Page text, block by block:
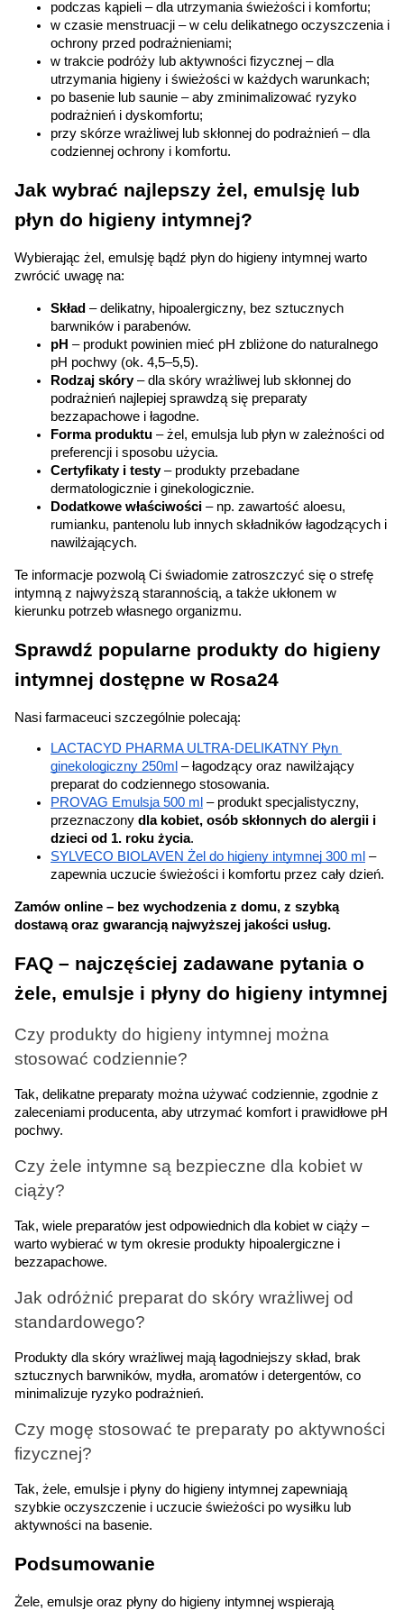
podczas kąpieli – dla utrzymania świeżości i komfortu;
w czasie menstruacji – w celu delikatnego oczyszczenia i
ochrony przed podrażnieniami;
w trakcie podróży lub aktywności fizycznej – dla
utrzymania higieny i świeżości w każdych warunkach;
po basenie lub saunie – aby zminimalizować ryzyko
podrażnień i dyskomfortu;
przy skórze wrażliwej lub skłonnej do podrażnień – dla
codziennej ochrony i komfortu.
Jak wybrać najlepszy żel, emulsję lub
płyn do higieny intymnej?
Wybierając żel, emulsję bądź płyn do higieny intymnej warto
zwrócić uwagę na:
Skład – delikatny, hipoalergiczny, bez sztucznych
barwników i parabenów.
pH – produkt powinien mieć pH zbliżone do naturalnego
pH pochwy (ok. 4,5–5,5).
Rodzaj skóry – dla skóry wrażliwej lub skłonnej do
podrażnień najlepiej sprawdzą się preparaty
bezzapachowe i łagodne.
Forma produktu – żel, emulsja lub płyn w zależności od
preferencji i sposobu użycia.
Certyfikaty i testy – produkty przebadane
dermatologicznie i ginekologicznie.
Dodatkowe właściwości – np. zawartość aloesu,
rumianku, pantenolu lub innych składników łagodzących i
nawilżających.
Te informacje pozwolą Ci świadomie zatroszczyć się o strefę
intymną z najwyższą starannością, a także ukłonem w
kierunku potrzeb własnego organizmu.
Sprawdź popularne produkty do higieny
intymnej dostępne w Rosa24
Nasi farmaceuci szczególnie polecają:
LACTACYD PHARMA ULTRA-DELIKATNY Płyn
ginekologiczny 250ml – łagodzący oraz nawilżający
preparat do codziennego stosowania.
PROVAG Emulsja 500 ml – produkt specjalistyczny,
przeznaczony dla kobiet, osób skłonnych do alergii i
dzieci od 1. roku życia.
SYLVECO BIOLAVEN Żel do higieny intymnej 300 ml –
zapewnia uczucie świeżości i komfortu przez cały dzień.
Zamów online – bez wychodzenia z domu, z szybką
dostawą oraz gwarancją najwyższej jakości usług.
FAQ – najczęściej zadawane pytania o
żele, emulsje i płyny do higieny intymnej
Czy produkty do higieny intymnej można
stosować codziennie?
Tak, delikatne preparaty można używać codziennie, zgodnie z
zaleceniami producenta, aby utrzymać komfort i prawidłowe pH
pochwy.
Czy żele intymne są bezpieczne dla kobiet w
ciąży?
Tak, wiele preparatów jest odpowiednich dla kobiet w ciąży –
warto wybierać w tym okresie produkty hipoalergiczne i
bezzapachowe.
Jak odróżnić preparat do skóry wrażliwej od
standardowego?
Produkty dla skóry wrażliwej mają łagodniejszy skład, brak
sztucznych barwników, mydła, aromatów i detergentów, co
minimalizuje ryzyko podrażnień.
Czy mogę stosować te preparaty po aktywności
fizycznej?
Tak, żele, emulsje i płyny do higieny intymnej zapewniają
szybkie oczyszczenie i uczucie świeżości po wysiłku lub
aktywności na basenie.
Podsumowanie
Żele, emulsje oraz płyny do higieny intymnej wspierają